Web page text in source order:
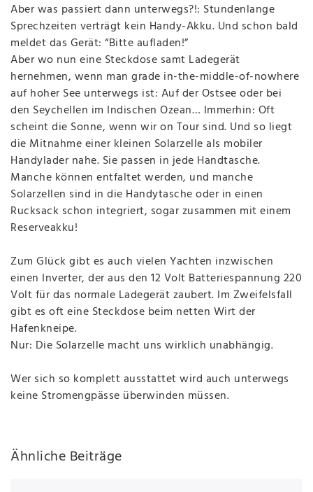
Aber was passiert dann unterwegs?!: Stundenlange
Sprechzeiten verträgt kein Handy-Akku. Und schon bald
meldet das Gerät: “Bitte aufladen!”
Aber wo nun eine Steckdose samt Ladegerät
hernehmen, wenn man grade in-the-middle-of-nowhere
auf hoher See unterwegs ist: Auf der Ostsee oder bei
den Seychellen im Indischen Ozean… Immerhin: Oft
scheint die Sonne, wenn wir on Tour sind. Und so liegt
die Mitnahme einer kleinen Solarzelle als mobiler
Handylader nahe. Sie passen in jede Handtasche.
Manche können entfaltet werden, und manche
Solarzellen sind in die Handytasche oder in einen
Rucksack schon integriert, sogar zusammen mit einem
Reserveakku!
Zum Glück gibt es auch vielen Yachten inzwischen
einen Inverter, der aus den 12 Volt Batteriespannung 220
Volt für das normale Ladegerät zaubert. Im Zweifelsfall
gibt es oft eine Steckdose beim netten Wirt der
Hafenkneipe.
Nur: Die Solarzelle macht uns wirklich unabhängig.
Wer sich so komplett ausstattet wird auch unterwegs
keine Stromengpässe überwinden müssen.
Ähnliche Beiträge